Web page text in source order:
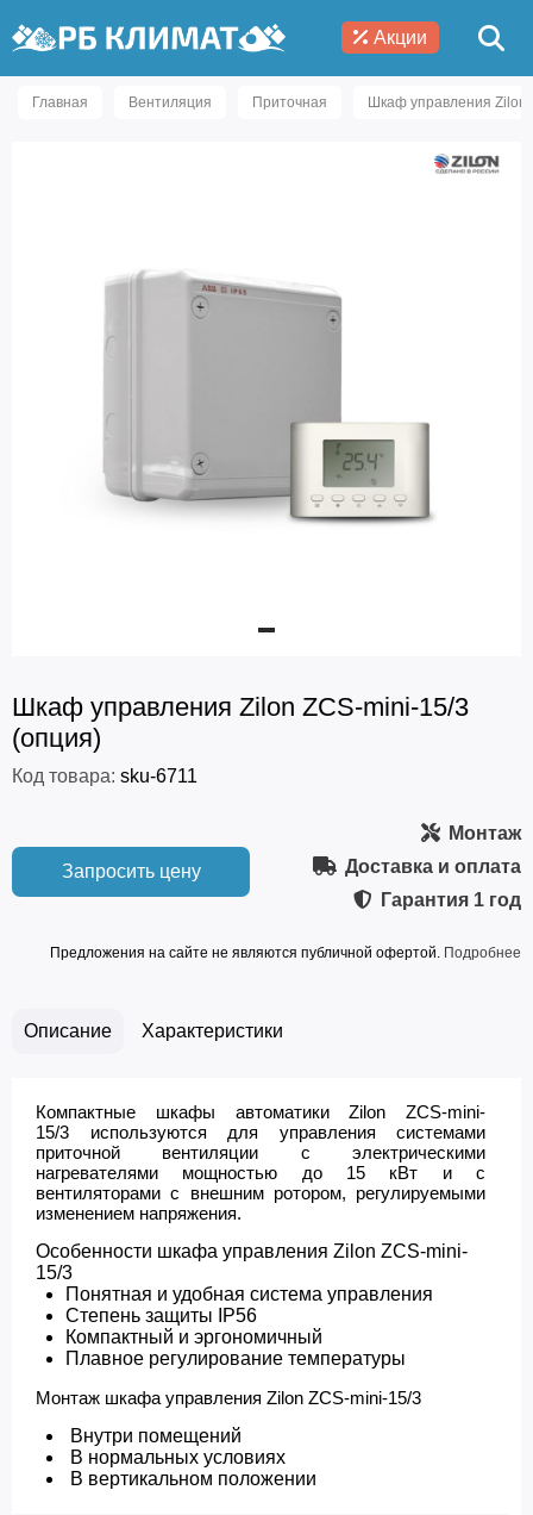
Акции
Главная Вентиляция Приточная Шкаф управления Zilon
Шкаф управления Zilon ZCS-mini-15/3
(опция)
Код товара: sku-6711
Запросить цену
Монтаж
Доставка и оплата
Гарантия 1 год
Предложения на сайте не являются публичной офертой. Подробнее
Описание Характеристики
Компактные шкафы автоматики Zilon ZCS-mini-
15/3 используются для управления системами
приточной вентиляции с электрическими
нагревателями мощностью до 15 кВт и с
вентиляторами с внешним ротором, регулируемыми
изменением напряжения.
Особенности шкафа управления Zilon ZCS-mini-
15/3
Понятная и удобная система управления
Степень защиты IP56
Компактный и эргономичный
Плавное регулирование температуры
Монтаж шкафа управления Zilon ZCS-mini-15/3
Внутри помещений
В нормальных условиях
В вертикальном положении